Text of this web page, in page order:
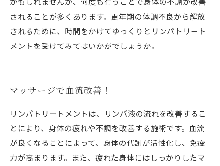
されることが多くあります。更年期の体調不良から解放
されるために、時間をかけてゆっくりとリンパトリート
メントを受けてみてはいかがでしょうか。
マッサージで血流改善！
リンパトリートメントは、リンパ液の流れを改善するこ
とにより、身体の疲れや不調を改善する施術です。血流
が良くなることによって、身体の代謝が活性化し、免疫
力が高まります。また、疲れた身体にはしっかりしたマ